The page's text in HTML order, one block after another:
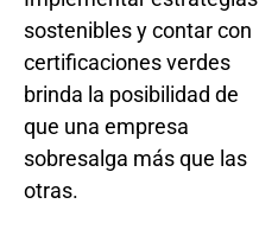
sostenibles y contar con
certificaciones verdes
brinda la posibilidad de
que una empresa
sobresalga más que las
otras.